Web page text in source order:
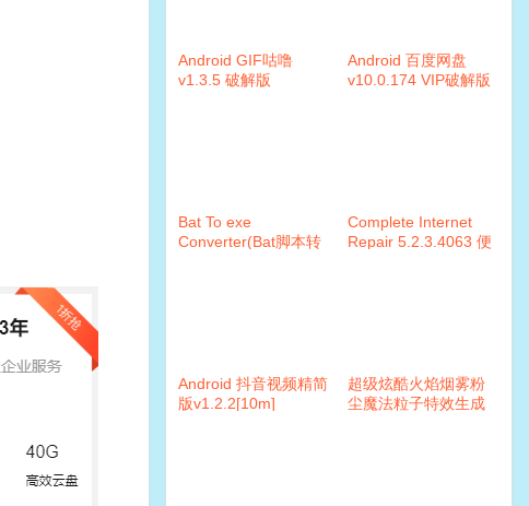
Android GIF咕噜
v1.3.5 破解版
Android 百度网盘
v10.0.174 VIP破解版
Bat To exe
Converter(Bat脚本转
Complete Internet
Repair 5.2.3.4063 便
Android 抖音视频精简
版v1.2.2[10m]
超级炫酷火焰烟雾粉
尘魔法粒子特效生成